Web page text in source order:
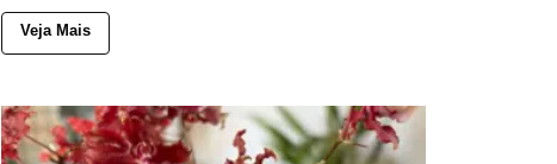
Veja Mais